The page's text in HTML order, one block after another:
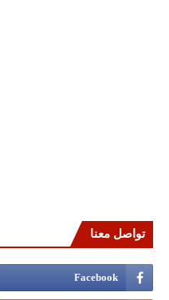
تواصل معنا